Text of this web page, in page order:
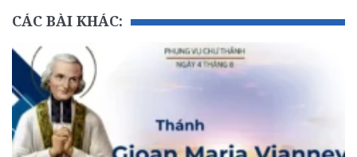
CÁC BÀI KHÁC: